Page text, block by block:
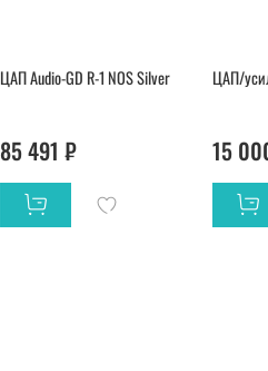
ЦАП Audio-GD R-1 NOS Silver
85 491 ₽
ЦАП/
15